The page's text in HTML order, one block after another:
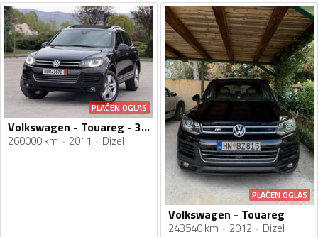
PLAĆEN OGLAS
Volkswagen - Touareg - 3.0 TDI FULL OPREMA NA IME KUPCA
260000 km 2011 Dizel
PLAĆEN OGLAS
Volkswagen - Touareg
243540 km 2012 Dizel